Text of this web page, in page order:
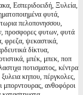
Εσπεριδοειδή, Ξυλεία,
φυτά,
πελοπονησσου,
προσφορες φυτων, φυτά
φρεζα, ψεκαστικά,
δίκτυα,
μπέκ, μπεκ, ποπ
ποτισματος, κέντρα
κηπου, πέργκολες,
ανθοφόροι